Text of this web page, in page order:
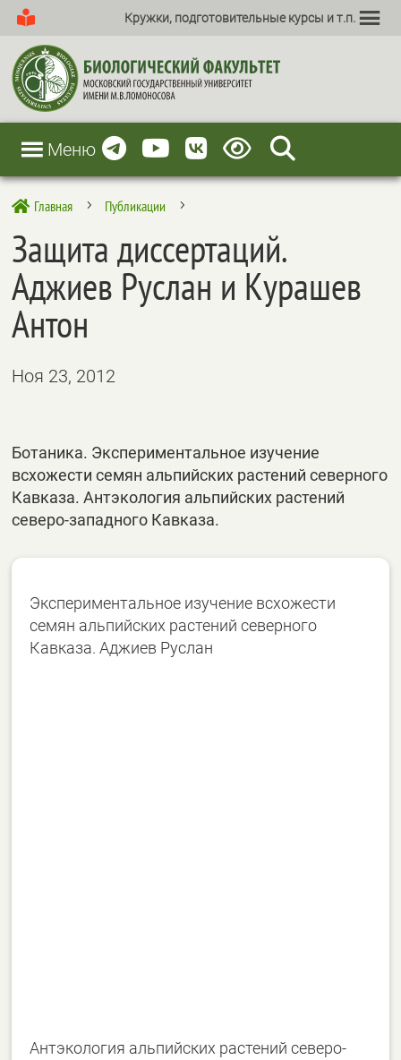
Кружки, подготовительные курсы и т.п.
Меню
 Главная 5 Публикации 5
Защита диссертаций.
Аджиев Руслан и Курашев
Антон
Ноя 23, 2012
Ботаника. Экспериментальное изучение
всхожести семян альпийских растений северного
Кавказа. Антэкология альпийских растений
северо-западного Кавказа.
Экспериментальное изучение всхожести
семян альпийских растений северного
Кавказа. Аджиев Руслан
Антэкология альпийских растений северо-